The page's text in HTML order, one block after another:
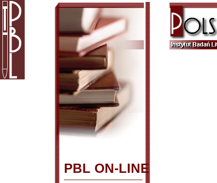
PBL ON-LINE